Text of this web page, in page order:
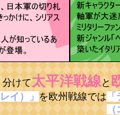
分けて太平洋戦線と
イ）」 を欧州戦線では